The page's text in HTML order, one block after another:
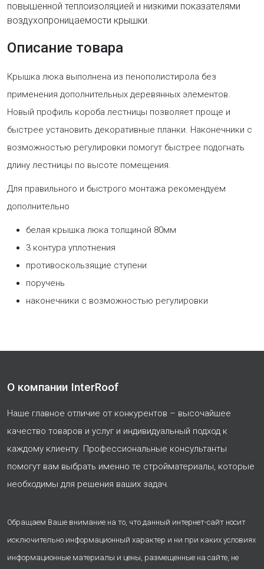
повышенной теплоизоляцией и низкими показателями
воздухопроницаемости крышки.
Описание товара
Крышка люка выполнена из пенополистирола без
применения дополнительных деревянных элементов.
Новый профиль короба лестницы позволяет проще и
быстрее установить декоративные планки. Наконечники с
возможностью регулировки помогут быстрее подогнать
длину лестницы по высоте помещения.
Для правильного и быстрого монтажа рекомендуем
дополнительно
белая крышка люка толщиной 80мм
3 контура уплотнения
противоскользящие ступени
поручень
наконечники с возможностью регулировки
О компании InterRoof
Наше главное отличие от конкурентов – высочайшее
качество товаров и услуг и индивидуальный подход к
каждому клиенту. Профессиональные консультанты
помогут вам выбрать именно те стройматериалы, которые
необходимы для решения ваших задач.
Обращаем Ваше внимание на то, что данный интернет-сайт носит
исключительно информационный характер и ни при каких условиях
информационные материалы и цены, размещенные на сайте, не